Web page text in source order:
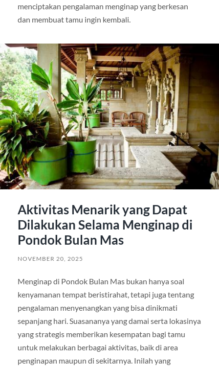
menciptakan pengalaman menginap yang berkesan
dan membuat tamu ingin kembali.
Aktivitas Menarik yang Dapat
Dilakukan Selama Menginap di
Pondok Bulan Mas
NOVEMBER 20, 2025
Menginap di Pondok Bulan Mas bukan hanya soal
kenyamanan tempat beristirahat, tetapi juga tentang
pengalaman menyenangkan yang bisa dinikmati
sepanjang hari. Suasananya yang damai serta lokasinya
yang strategis memberikan kesempatan bagi tamu
untuk melakukan berbagai aktivitas, baik di area
penginapan maupun di sekitarnya. Inilah yang